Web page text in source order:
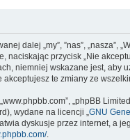
dalej „my”, ”nas”,
przycisk „Nie
niemniej wskazane jest, aby
te zmiany ze
„www.phpbb.com”, „phpBB
wydane na licencji „ GNU
dyskusje przez internet, a
.